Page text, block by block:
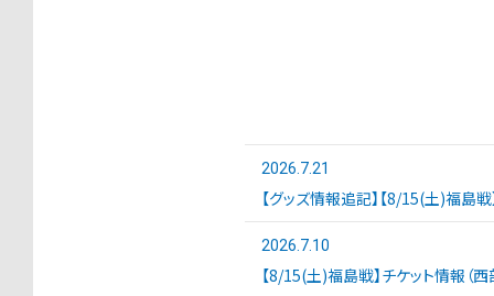
2026.7.21
【グッズ情報追記】【8/15(土)福島
2026.7.10
【8/15(土)福島戦】チケット情報（